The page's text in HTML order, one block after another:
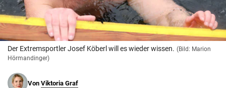
© Krone Multimedia GmbH & Co KG 2026
Muthgasse 2, 1190 Wien
Der Extremsportler Josef Köberl will es wieder wissen. (Bild: Marion
Hörmandinger)
Von Viktoria Graf